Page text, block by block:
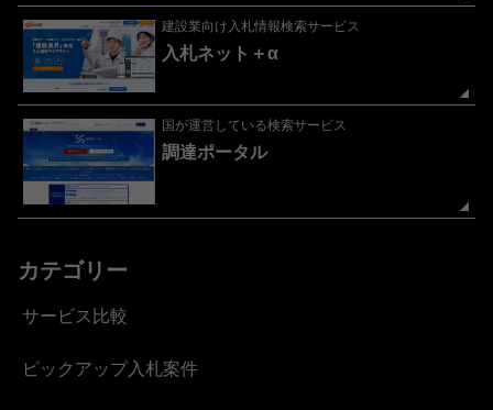
建設業向け入札情報検索サービス
入札ネット＋α
国が運営している検索サービス
調達ポータル
カテゴリー
サービス比較
ピックアップ入札案件